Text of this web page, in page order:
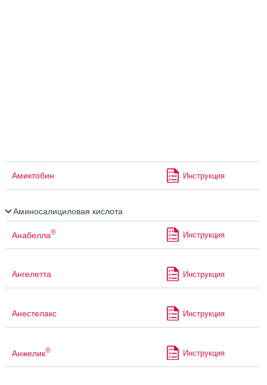
Амиктобин Инструкция
Аминосалициловая кислота
Анабелла® Инструкция
Ангелетта Инструкция
Анестелакс Инструкция
Анжелик® Инструкция